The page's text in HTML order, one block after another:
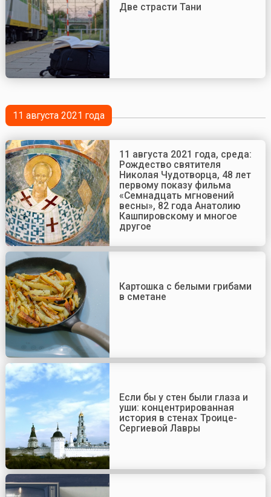
Две страсти Тани
11 августа 2021 года
11 августа 2021 года, среда:
Рождество святителя
Николая Чудотворца, 48 лет
первому показу фильма
«Семнадцать мгновений
весны», 82 года Анатолию
Кашпировскому и многое
другое
Картошка с белыми грибами
в сметане
Если бы у стен были глаза и
уши: концентрированная
история в стенах Троице-
Сергиевой Лавры